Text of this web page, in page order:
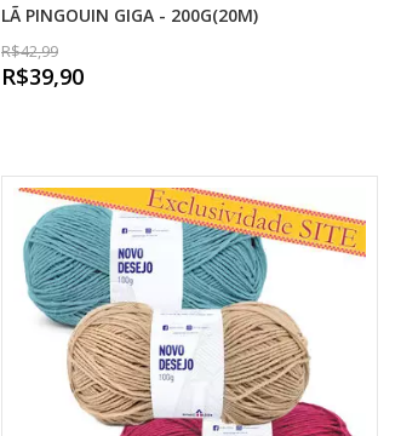
LÃ PINGOUIN GIGA - 200G(20M)
R$42,99
R$39,90